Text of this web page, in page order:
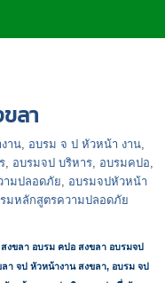
ลา
าน, อบรม จ ป หัวหน้า งาน,
, อบรมจป บริหาร, อบรมคปอ,
ามปลอดภัย, อบรมจปหัวหน้า
มหลักสูตรความปลอดภัย
งขลา อบรม คปอ สงขลา อบรมจป
ลาจป หัวหน้างาน สงขลา, อบรม จป